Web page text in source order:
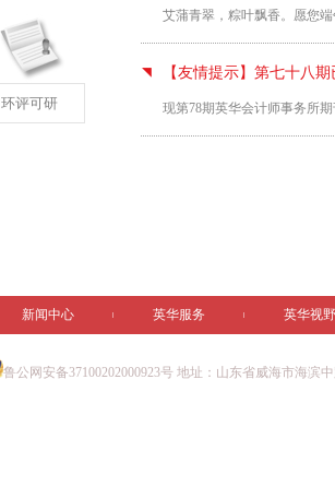
环评可研
艾蒲青翠，粽叶飘香。愿您
【友情提示】第七十八
现第78期英华会计师事务所
新闻中心 英华服务 英华视野
鲁公网安备37100202000923号 地址：山东省威海市海滨